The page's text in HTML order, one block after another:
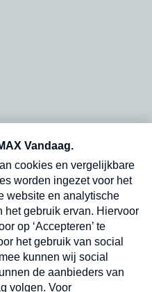
dinsdagochtend in
Verzend